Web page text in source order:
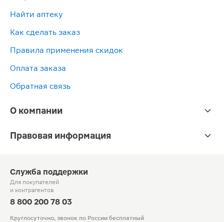
Найти аптеку
Как сделать заказ
Правила применения скидок
Оплата заказа
Обратная связь
О компании
Правовая информация
Служба поддержки
Для покупателей
и контрагентов
8 800 200 78 03
Круглосуточно, звонок по России бесплатный